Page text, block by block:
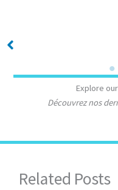
Explore
Découvrez nos
Related Posts